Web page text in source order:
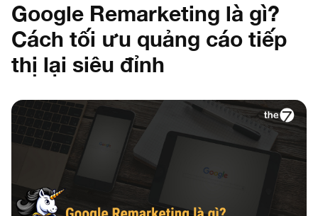
Google Remarketing là gì?
Cách tối ưu quảng cáo tiếp
thị lại siêu đỉnh